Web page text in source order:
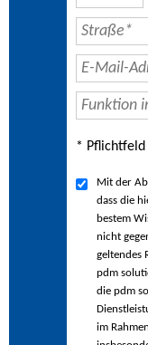
* Pflichtfeld
Mit der
dass die
bestem
nicht
geltendes
pdm
die pdm
im